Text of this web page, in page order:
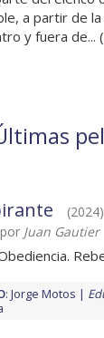
a partir de la
y fuera de... (
Juan Gautier
: Jorge Motos